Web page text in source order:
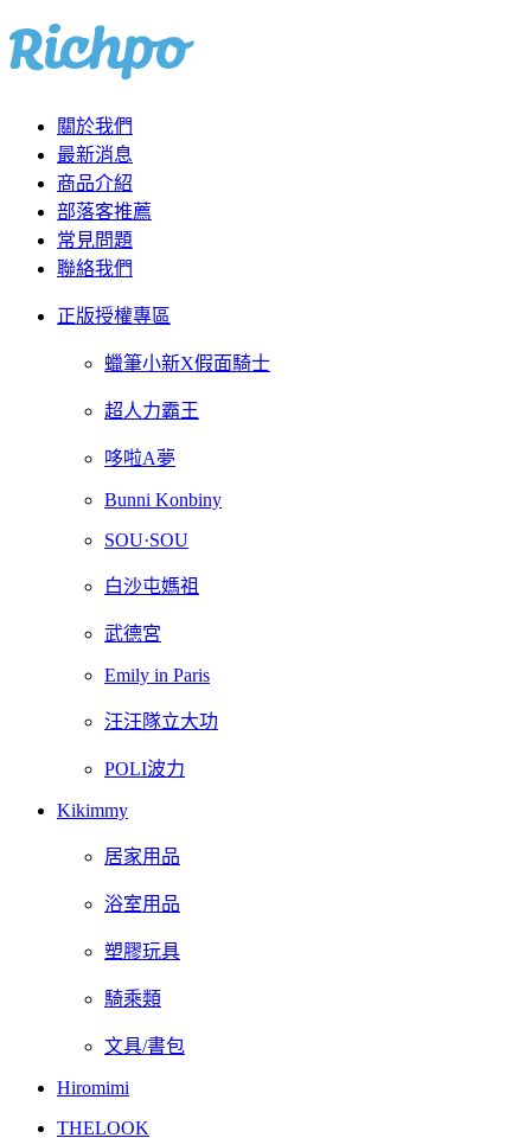
關於我們
最新消息
商品介紹
部落客推薦
常見問題
聯絡我們
正版授權專區
蠟筆小新X假面騎士
超人力霸王
哆啦A夢
Bunni Konbiny
SOU·SOU
白沙屯媽祖
武德宮
Emily in Paris
汪汪隊立大功
POLI波力
Kikimmy
居家用品
浴室用品
塑膠玩具
騎乘類
文具/書包
Hiromimi
THELOOK